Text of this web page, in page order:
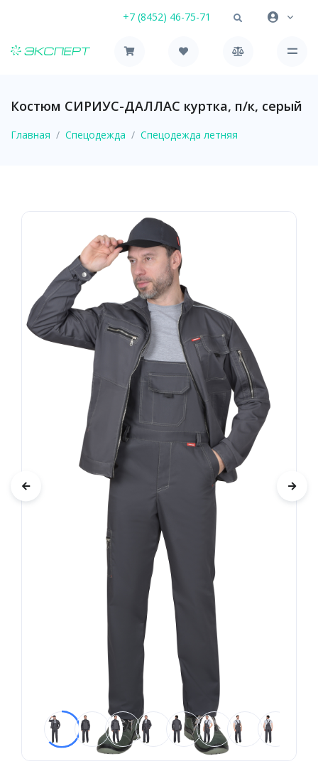
+7 (8452) 46-75-71
Костюм СИРИУС-ДАЛЛАС куртка, п/к, серый
Главная Спецодежда Спецодежда летняя